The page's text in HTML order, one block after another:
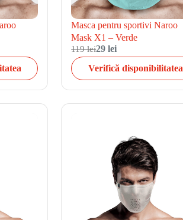
Masca pentru sportivi Naroo
Mask X1 – Verde
119 lei29 lei
Verifică disponibilitatea